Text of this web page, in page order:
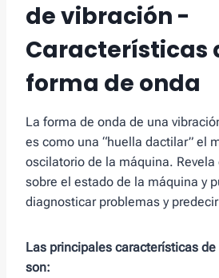
de vibración -
Características
forma de onda
La forma de onda de una
es como una “huella dactilar” el
oscilatorio de la máquina.
sobre el estado de la máquina y
diagnosticar problemas y
Las principales características
son: